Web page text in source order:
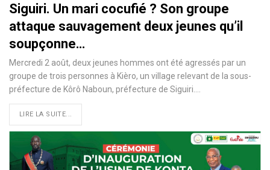
Siguiri. Un mari cocufié ? Son groupe
attaque sauvagement deux jeunes qu’il
soupçonne…
Mercredi 2 août, deux jeunes hommes ont été agressés par un
groupe de trois personnes à Kièro, un village relevant de la sous-
préfecture de Kôrô Naboun, préfecture de Siguiri.…
LIRE LA SUITE...